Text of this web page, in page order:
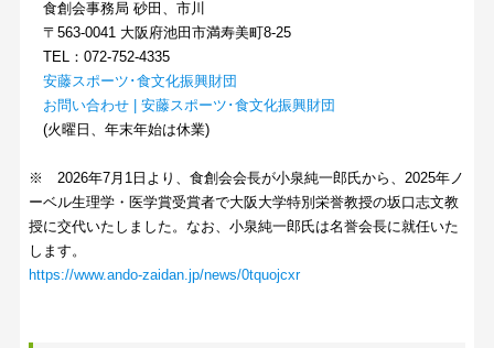
食創会事務局 砂田、市川
〒563-0041 大阪府池田市満寿美町8-25
TEL：072-752-4335
安藤スポーツ･食文化振興財団
お問い合わせ | 安藤スポーツ･食文化振興財団
(火曜日、年末年始は休業)
※ 2026年7月1日より、食創会会長が小泉純一郎氏から、2025年ノ
ーベル生理学・医学賞受賞者で大阪大学特別栄誉教授の坂口志文教
授に交代いたしました。なお、小泉純一郎氏は名誉会長に就任いた
します。
https://www.ando-zaidan.jp/news/0tquojcxr